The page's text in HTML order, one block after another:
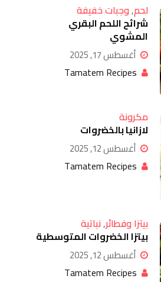
لحم,وجبات خفيفة
شرائح اللحم البقري
المشوي
أغسطس 17, 2025
Tamatem Recipes
مكرونة
لازانيا بالخضروات
أغسطس 12, 2025
Tamatem Recipes
بيتزا وفطائر,نباتية
بيتزا الخضروات المتوسطية
أغسطس 12, 2025
Tamatem Recipes